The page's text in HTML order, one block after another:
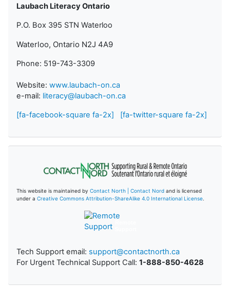
Laubach Literacy Ontario
P.O. Box 395 STN Waterloo
Waterloo, Ontario N2J 4A9
Phone: 519-743-3309
Website: www.laubach-on.ca
e-mail: literacy@laubach-on.ca
[fa-facebook-square fa-2x] [fa-twitter-square fa-2x]
This website is maintained by Contact North | Contact Nord and is licensed
under a Creative Commons Attribution-ShareAlike 4.0 International License.
Tech Support email: support@contactnorth.ca
For Urgent Technical Support Call: 1-888-850-4628